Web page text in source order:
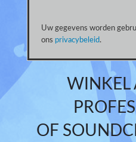
Uw gegevens worden
ons privacybeleid.
WINKEL
OF